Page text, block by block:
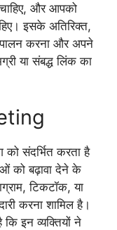
और आपको
इसके अतिरिक्त,
पालन करना और अपने
या संबद्ध लिंक का
को संदर्भित करता है
को बढ़ावा देने के
टिकटॉक, या
करना शामिल है।
कि इन व्यक्तियों ने